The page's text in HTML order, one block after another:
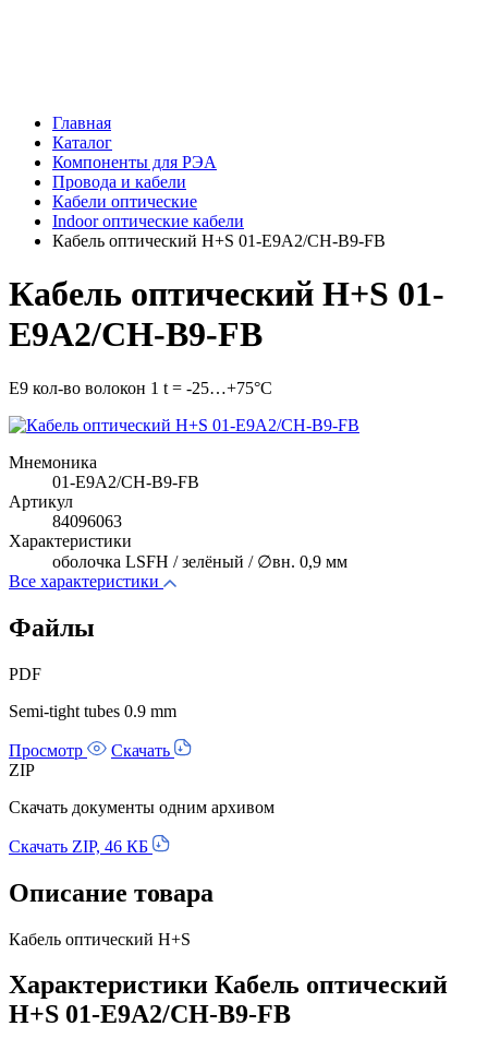
Главная
Каталог
Компоненты для РЭА
Провода и кабели
Кабели оптические
Indoor оптические кабели
Кабель оптический H+S 01-E9A2/CH-B9-FB
Кабель оптический H+S 01-
E9A2/CH-B9-FB
E9 кол-во волокон 1 t = -25…+75°C
Мнемоника
01-E9A2/CH-B9-FB
Артикул
84096063
Характеристики
оболочка LSFH / зелёный / ∅вн. 0,9 мм
Все характеристики
Файлы
PDF
Semi-tight tubes 0.9 mm
Просмотр
Скачать
ZIP
Скачать документы одним архивом
Скачать ZIP, 46 КБ
Описание товара
Кабель оптический H+S
Характеристики Кабель оптический
H+S 01-E9A2/CH-B9-FB